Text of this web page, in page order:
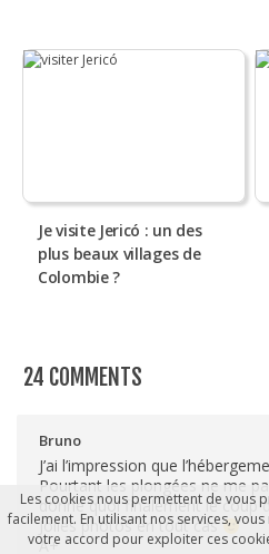
Je visite Jericó : un des
plus beaux villages de
Colombie ?
24 COMMENTS
Bruno
J’ai l’impression que
Pourtant les plongées ne me
donne quoi finalement le coup
Jolies photos en tout cas
A+
Les cookies nous permettent de vous
facilement. En utilisant nos services,
votre accord pour exploiter ces